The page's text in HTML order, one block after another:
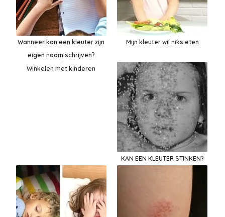
Wanneer kan een kleuter zijn
eigen naam schrijven?
Mijn kleuter wil niks eten
Winkelen met kinderen
KAN EEN KLEUTER STINKEN?